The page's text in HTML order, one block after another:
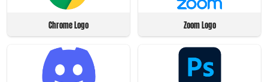
Chrome Logo Zoom Logo